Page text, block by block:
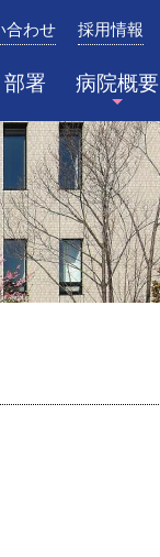
〉
署 病院概要
合わせ 採用情報